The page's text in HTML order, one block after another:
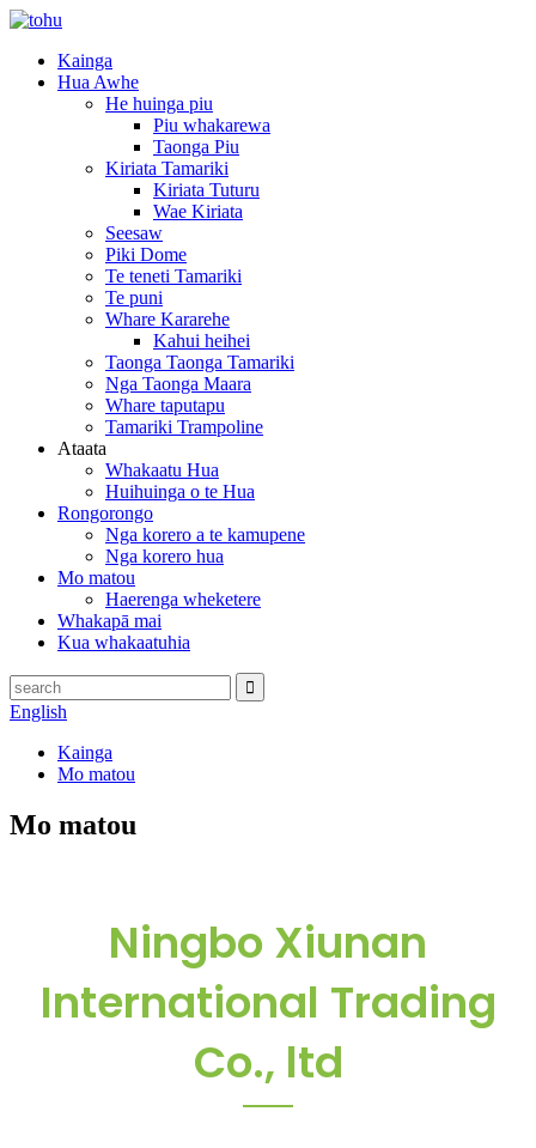
Kainga
Hua Awhe
He huinga piu
Piu whakarewa
Taonga Piu
Kiriata Tamariki
Kiriata Tuturu
Wae Kiriata
Seesaw
Piki Dome
Te teneti Tamariki
Te puni
Whare Kararehe
Kahui heihei
Taonga Taonga Tamariki
Nga Taonga Maara
Whare taputapu
Tamariki Trampoline
Ataata
Whakaatu Hua
Huihuinga o te Hua
Rongorongo
Nga korero a te kamupene
Nga korero hua
Mo matou
Haerenga wheketere
Whakapā mai
Kua whakaatuhia
English
Kainga
Mo matou
Mo matou
Ningbo Xiunan
International Trading
Co., ltd